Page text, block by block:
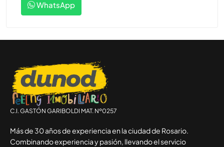
WhatsApp
C.I. GASTÓN GARIBOLDI MAT. Nº0257
Más de 30 años de experiencia en la ciudad de Rosario.
Combinando experiencia y pasión, llevando el servicio